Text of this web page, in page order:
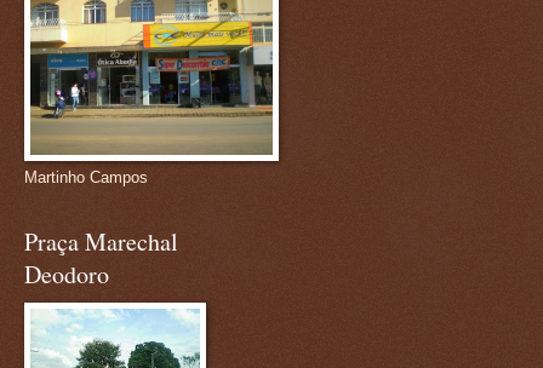
Martinho Campos
Praça Marechal
Deodoro